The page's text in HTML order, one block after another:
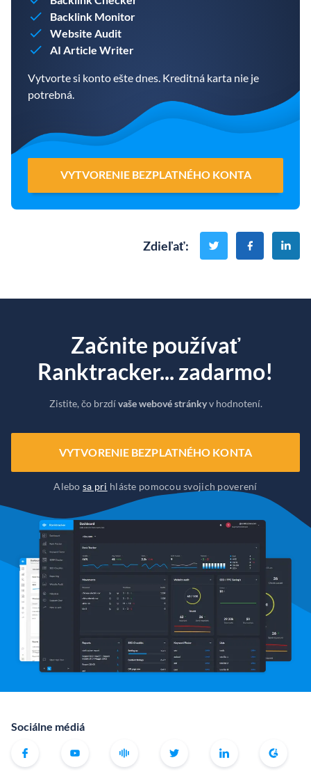
Backlink Monitor
Website Audit
AI Article Writer
Vytvorte si konto ešte dnes. Kreditná karta nie je
potrebná.
VYTVORENIE BEZPLATNÉHO KONTA
Zdieľať:
Začnite používať
Ranktracker... zadarmo!
Zistite, čo brzdívaše webové stránkyv hodnotení.
VYTVORENIE BEZPLATNÉHO KONTA
Alebosa pri hláste pomocou svojich poverení
Sociálne médiá